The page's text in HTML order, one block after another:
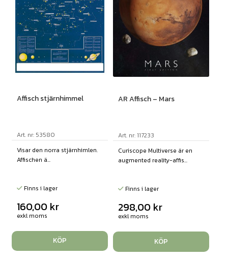
Affisch stjärnhimmel
Art. nr: 53580
Visar den norra stjärnhimlen.
Affischen ä...
Finns i lager
160,00 kr
exkl moms
KÖP
AR Affisch – Mars
Art. nr: 117233
Curiscope Multiverse är en
augmented reality-affis...
Finns i lager
298,00 kr
exkl moms
KÖP